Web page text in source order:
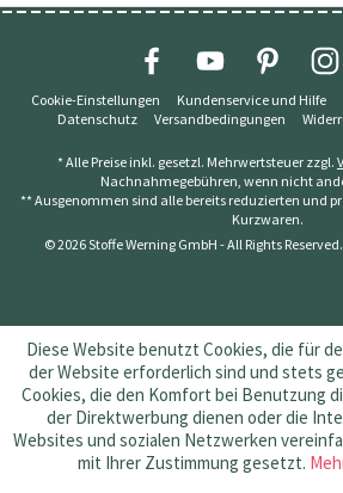
Cookie-Einstellungen Kundenservice und Hilfe
Datenschutz
Versandbedingungen
* Alle Preise inkl. gesetzl. Mehrwertsteuer zzgl.
Nachnahmegebühren, wenn nicht
** Ausgenommen sind alle bereits reduzierten und
Kurzwaren.
© 2026 Stoffe Werning GmbH - All Rights
Diese Website benutzt Cookies, die für
der Website erforderlich sind und stets
Cookies, die den Komfort bei Benutzung
der Direktwerbung dienen oder die
Websites und sozialen Netzwerken
mit Ihrer Zustimmung gesetzt.